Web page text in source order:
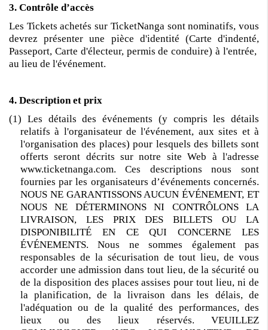
3. Contrôle d’accès
Les Tickets achetés sur TicketNanga sont nominatifs, vous
devrez présenter une pièce d'identité (Carte d'indenté,
Passeport, Carte d'électeur, permis de conduire) à l'entrée,
au lieu de l'événement.
4. Description et prix
(1) Les détails des événements (y compris les détails
relatifs à l'organisateur de l'événement, aux sites et à
l'organisation des places) pour lesquels des billets sont
offerts seront décrits sur notre site Web à l'adresse
www.ticketnanga.com. Ces descriptions nous sont
fournies par les organisateurs d’événements concernés.
NOUS NE GARANTISSONS AUCUN ÉVÉNEMENT, ET
NOUS NE DÉTERMINONS NI CONTRÔLONS LA
LIVRAISON, LES PRIX DES BILLETS OU LA
DISPONIBILITÉ EN CE QUI CONCERNE LES
ÉVÉNEMENTS. Nous ne sommes également pas
responsables de la sécurisation de tout lieu, de vous
accorder une admission dans tout lieu, de la sécurité ou
de la disposition des places assises pour tout lieu, ni de
la planification, de la livraison dans les délais, de
l'adéquation ou de la qualité des performances, des
lieux ou des lieux réservés. VEUILLEZ